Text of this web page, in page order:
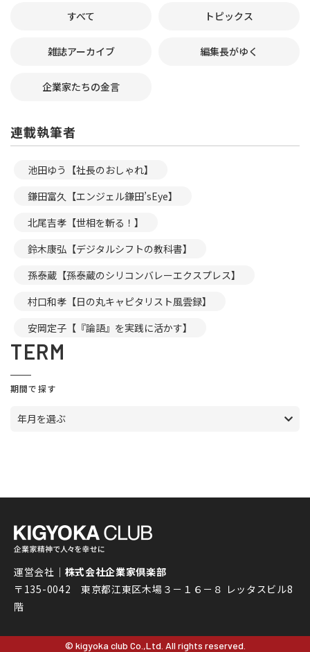
すべて トピックス
雑誌アーカイブ 編集長がゆく
企業家たちの金言
連載執筆者
池田ゆう【社長のおしゃれ】
鎌田富久【エンジェル鎌田’sEye】
北尾吉孝【世相を斬る！】
鈴木康弘【デジタルシフトの教科書】
孫泰蔵【孫泰蔵のシリコンバレーエクスプレス】
村口和孝【日の丸キャピタリスト風雲録】
安岡定子【『論語』を実践に活かす】
TERM
期間で探す
年月を選ぶ
運営会社｜ 株式会社企業家倶楽部
〒135-0042 東京都江東区木場３－１６－８ レッタスビル8
階
© kigyoka club Co.,Ltd. All rights reserved.